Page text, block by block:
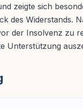
zeigte sich
des Widerstands.
der Insolvenz zu
Unterstützung